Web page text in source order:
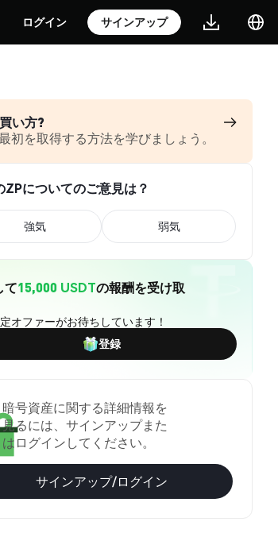
ログイン サインアップ
い方?
初を取得する方法を学びましょう。
ZPについてのご意見は？
強気 弱気
て15,000 USDTの報酬を受け取
オファーがお待ちしています！
登録
暗号資産に関する詳細情報を
見るには、サインアップまた
はログインしてください。
サインアップ/ログイン